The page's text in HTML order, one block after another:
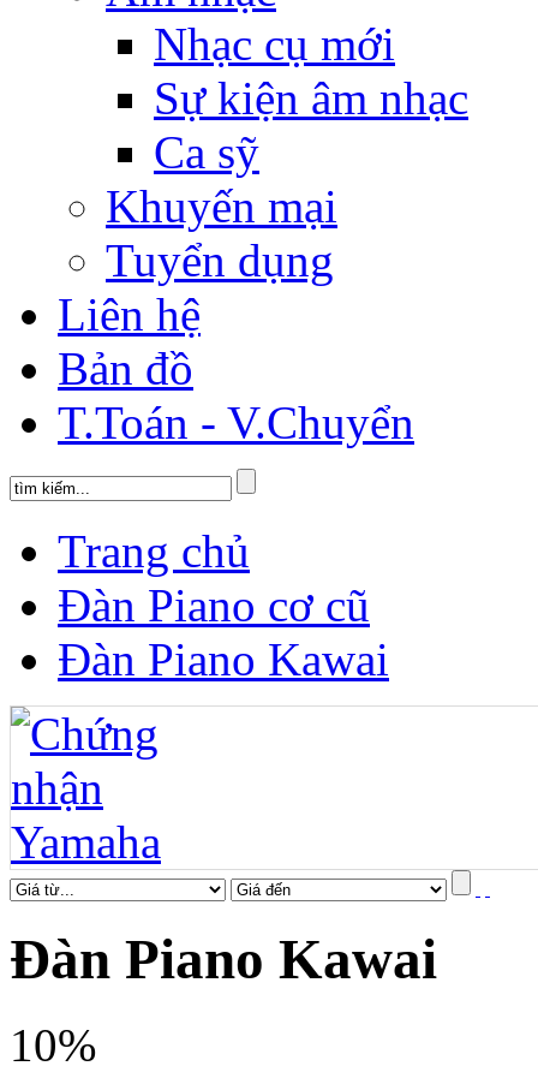
Nhạc cụ mới
Sự kiện âm nhạc
Ca sỹ
Khuyến mại
Tuyển dụng
Liên hệ
Bản đồ
T.Toán - V.Chuyển
Trang chủ
Đàn Piano cơ cũ
Đàn Piano Kawai
Đàn Piano Kawai
10%